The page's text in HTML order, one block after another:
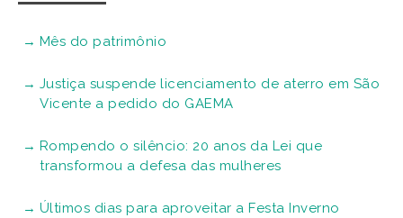
Mês do patrimônio
Justiça suspende licenciamento de aterro em São
Vicente a pedido do GAEMA
Rompendo o silêncio: 20 anos da Lei que
transformou a defesa das mulheres
Últimos dias para aproveitar a Festa Inverno